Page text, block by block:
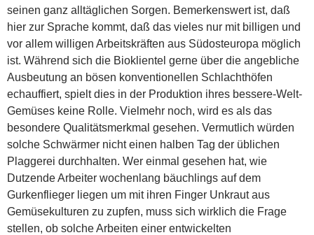
seinen ganz alltäglichen Sorgen. Bemerkenswert ist, daß
hier zur Sprache kommt, daß das vieles nur mit billigen und
vor allem willigen Arbeitskräften aus Südosteuropa möglich
ist. Während sich die Bioklientel gerne über die angebliche
Ausbeutung an bösen konventionellen Schlachthöfen
echauffiert, spielt dies in der Produktion ihres bessere-Welt-
Gemüses keine Rolle. Vielmehr noch, wird es als das
besondere Qualitätsmerkmal gesehen. Vermutlich würden
solche Schwärmer nicht einen halben Tag der üblichen
Plaggerei durchhalten. Wer einmal gesehen hat, wie
Dutzende Arbeiter wochenlang bäuchlings auf dem
Gurkenflieger liegen um mit ihren Finger Unkraut aus
Gemüsekulturen zu zupfen, muss sich wirklich die Frage
stellen, ob solche Arbeiten einer entwickelten